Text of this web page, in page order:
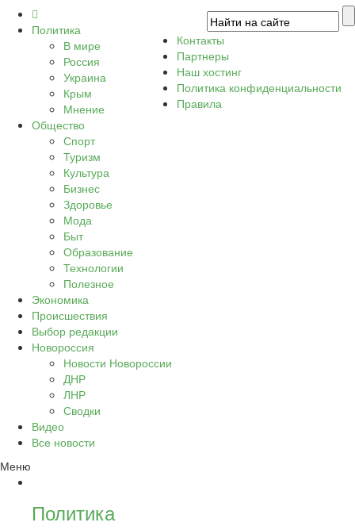
Политика
В мире
Россия
Украина
Крым
Мнение
Общество
Спорт
Туризм
Культура
Бизнес
Здоровье
Мода
Быт
Образование
Технологии
Полезное
Экономика
Происшествия
Выбор редакции
Новороссия
Новости Новороссии
ДНР
ЛНР
Сводки
Видео
Все новости
Меню
Политика
Контакты
Партнеры
Наш хостинг
Политика конфиденциальности
Правила